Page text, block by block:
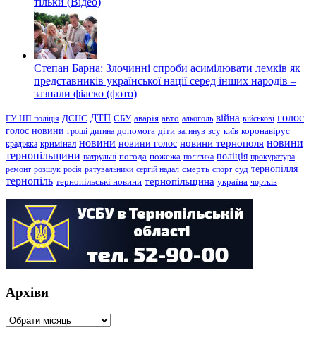
Степан Барна: Злочинні спроби асимілювати лемків як
представників української нації серед інших народів –
зазнали фіаско (фото)
ГУ НП поліція ДСНС ДТП СБУ аварія авто алкоголь війна військові голос
голос новини гроші дитина допомога діти загинув зсу київ коронавірус
крадіжка кримінал новини новини голос новини тернополя новини
тернопільщини патрульні погода пожежа політика поліція прокуратура
ремонт розшук росія рятувальники сергій надал смерть спорт суд тернопілля
тернопіль тернопільські новини тернопільщина україна чортків
Архіви
Архіви